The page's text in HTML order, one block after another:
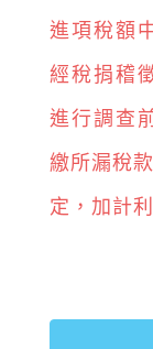
進項稅額
經稅捐稽
進行調查
繳所漏稅
定，加計